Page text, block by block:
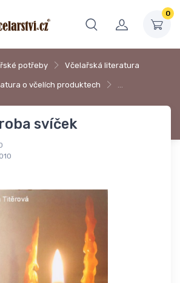
0
potřeby Včelařská literatura
o včelích produktech …
svíček